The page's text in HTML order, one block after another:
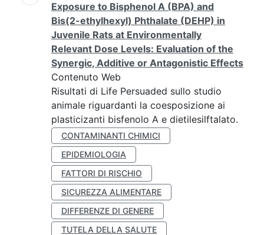
Exposure to Bisphenol A (BPA) and
Bis(2-ethylhexyl) Phthalate (DEHP) in
Juvenile Rats at Environmentally
Relevant Dose Levels: Evaluation of the
Synergic, Additive or Antagonistic Effects
Contenuto Web
Risultati di Life Persuaded sullo studio
animale riguardanti la coesposizione ai
plasticizanti bisfenolo A e dietilesilftalato.
CONTAMINANTI CHIMICI
EPIDEMIOLOGIA
FATTORI DI RISCHIO
SICUREZZA ALIMENTARE
DIFFERENZE DI GENERE
TUTELA DELLA SALUTE